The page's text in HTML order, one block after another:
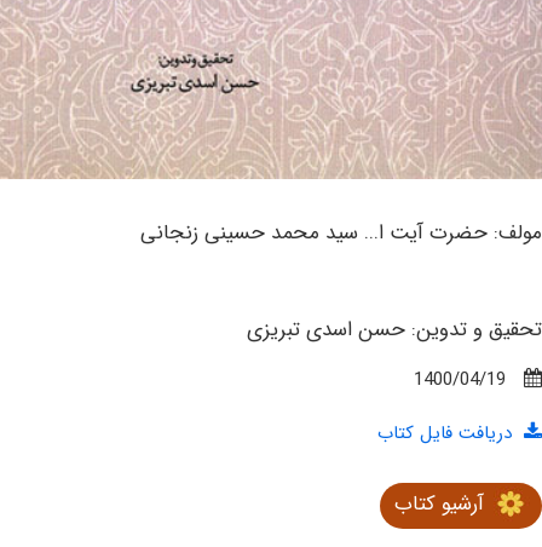
مولف: حضرت آیت ا... سید محمد حسینی زنجانی
تحقیق و تدوین: حسن اسدی تبریزی
1400/04/19
دریافت فایل کتاب
آرشیو کتاب